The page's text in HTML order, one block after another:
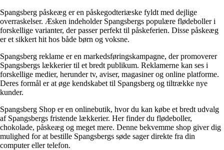
Spangsberg påskeæg er en påskegodteriæske fyldt med dejlige
overraskelser. Æsken indeholder Spangsbergs populære flødeboller i
forskellige varianter, der passer perfekt til påskeferien. Disse påskeæg
er et sikkert hit hos både børn og voksne.
Spangsberg reklame er en markedsføringskampagne, der promoverer
Spangsbergs lækkerier til et bredt publikum. Reklamerne kan ses i
forskellige medier, herunder tv, aviser, magasiner og online platforme.
Deres formål er at øge kendskabet til Spangsberg og tiltrække nye
kunder.
Spangsberg Shop er en onlinebutik, hvor du kan købe et bredt udvalg
af Spangsbergs fristende lækkerier. Her finder du flødeboller,
chokolade, påskeæg og meget mere. Denne bekvemme shop giver dig
mulighed for at bestille Spangsbergs søde sager direkte fra din
computer eller telefon.